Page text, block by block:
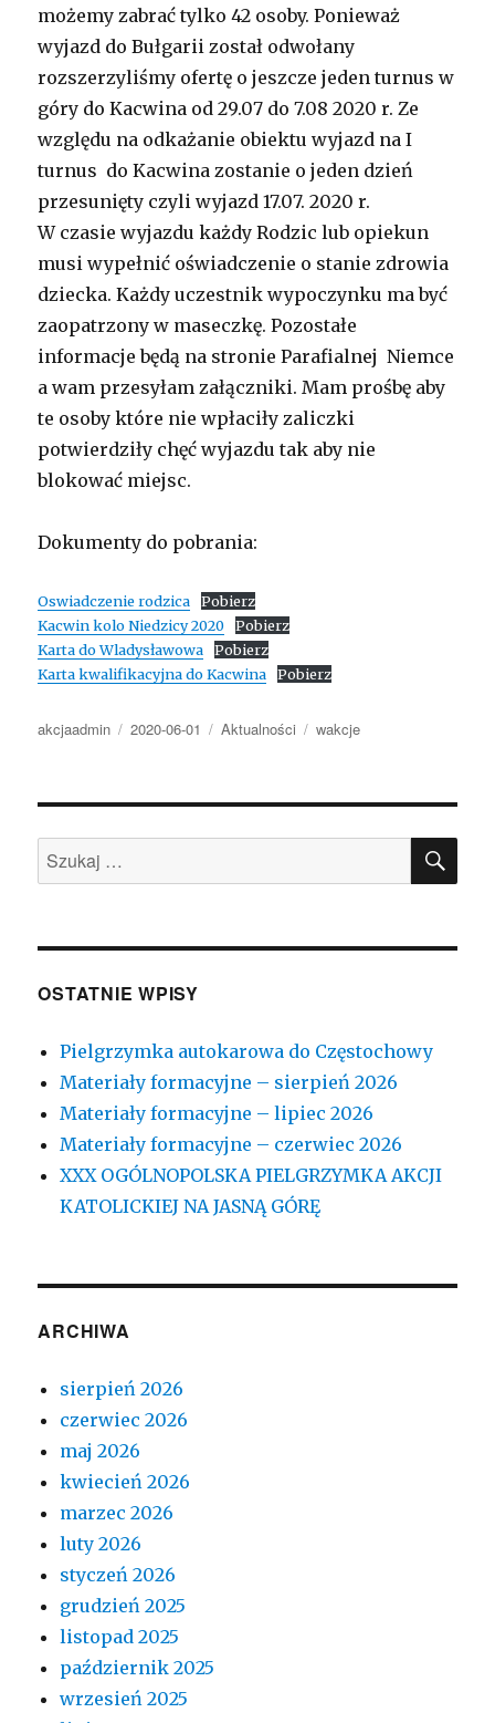
możemy zabrać tylko 42 osoby. Ponieważ
wyjazd do Bułgarii został odwołany
rozszerzyliśmy ofertę o jeszcze jeden turnus w
góry do Kacwina od 29.07 do 7.08 2020 r. Ze
względu na odkażanie obiektu wyjazd na I
turnus do Kacwina zostanie o jeden dzień
przesunięty czyli wyjazd 17.07. 2020 r.
W czasie wyjazdu każdy Rodzic lub opiekun
musi wypełnić oświadczenie o stanie zdrowia
dziecka. Każdy uczestnik wypoczynku ma być
zaopatrzony w maseczkę. Pozostałe
informacje będą na stronie Parafialnej Niemce
a wam przesyłam załączniki. Mam prośbę aby
te osoby które nie wpłaciły zaliczki
potwierdziły chęć wyjazdu tak aby nie
blokować miejsc.
Dokumenty do pobrania:
Oswiadczenie rodzica
Pobierz
Kacwin kolo Niedzicy 2020
Pobierz
Karta do Wladysławowa
Pobierz
Karta kwalifikacyjna do Kacwina
Pobierz
Autor
akcjaadmin Opublikowano
2020-06-01 Kategorie
Aktualności Tagi
wakcje
Szukaj:
OSTATNIE WPISY
Pielgrzymka autokarowa do Częstochowy
Materiały formacyjne – sierpień 2026
Materiały formacyjne – lipiec 2026
Materiały formacyjne – czerwiec 2026
XXX OGÓLNOPOLSKA PIELGRZYMKA AKCJI
KATOLICKIEJ NA JASNĄ GÓRĘ
ARCHIWA
sierpień 2026
czerwiec 2026
maj 2026
kwiecień 2026
marzec 2026
luty 2026
styczeń 2026
grudzień 2025
listopad 2025
październik 2025
wrzesień 2025